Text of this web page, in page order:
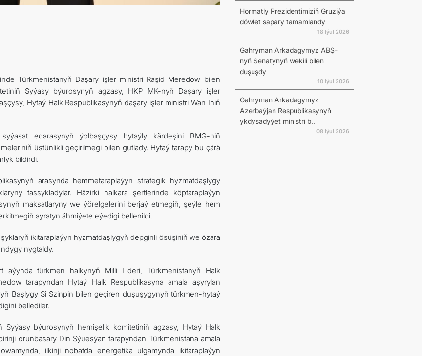
Türkmenistanyň Daşary işler ministri Raşid Meredow bilen
Syýasy býurosynyň agzasy, HKP MK-nyň Daşary işler
Hytaý Halk Respublikasynyň daşary işler ministri Wan Iniň
edarasynyň ýolbaşçysy hytaýly kärdeşini BMG-niň
üstünlikli geçirilmegi bilen gutlady. Hytaý tarapy bu çärä
bildirdi.
arasynda hemmetaraplaýyn strategik hyzmatdaşlygy
tassykladylar. Häzirki halkara şertlerinde köptaraplaýyn
maksatlaryny we ýörelgelerini berjaý etmegiň, şeýle hem
aýratyn ähmiýete eýedigi bellenildi.
ikitaraplaýyn hyzmatdaşlygyň depginli ösüşiniň we özara
nygtaldy.
türkmen halkynyň Milli Lideri, Türkmenistanyň Halk
tarapyndan Hytaý Halk Respublikasyna amala aşyrylan
Başlygy Si Szinpin bilen geçiren duşuşygynyň türkmen-hytaý
bellediler.
býurosynyň hemişelik komitetiniň agzasy, Hytaý Halk
orunbasary Din Sýuesýan tarapyndan Türkmenistana amala
ilkinji nobatda energetika ulgamynda ikitaraplaýyn
Hormatly Prezidentimiziň Gruziýa
döwlet sapary tamamlandy
18 Iýul 2026
Gahryman Arkadagymyz ABŞ-
nyň Senatynyň wekili bilen
duşuşdy
10 Iýul 2026
Gahryman Arkadagymyz
Azerbaýjan Respublikasynyň
ykdysadyýet ministri b...
08 Iýul 2026